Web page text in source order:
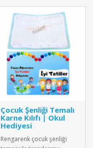
Çocuk Şenliği Temalı
Karne Kılıfı | Okul
Hediyesi
Rengarenk çocuk şenliği